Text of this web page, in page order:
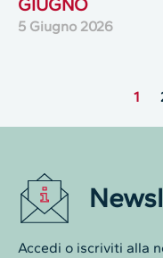
GIUGNO
5 Giugno 2026
1
Accedi o iscriviti alla